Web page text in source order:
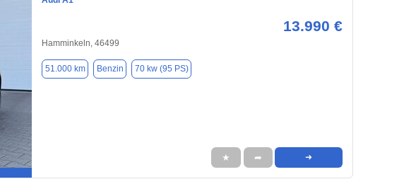
13.990 €
Hamminkeln, 46499
51.000 km Benzin 70 kw (95 PS)
★ ➦ ➜